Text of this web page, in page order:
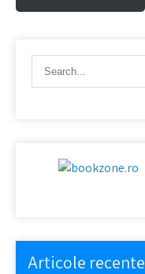
Articole recente